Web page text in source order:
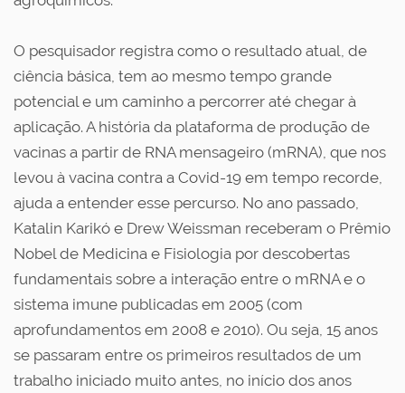
O pesquisador registra como o resultado atual, de
ciência básica, tem ao mesmo tempo grande
potencial e um caminho a percorrer até chegar à
aplicação. A história da plataforma de produção de
vacinas a partir de RNA mensageiro (mRNA), que nos
levou à vacina contra a Covid-19 em tempo recorde,
ajuda a entender esse percurso. No ano passado,
Katalin Karikó e Drew Weissman receberam o Prêmio
Nobel de Medicina e Fisiologia por descobertas
fundamentais sobre a interação entre o mRNA e o
sistema imune publicadas em 2005 (com
aprofundamentos em 2008 e 2010). Ou seja, 15 anos
se passaram entre os primeiros resultados de um
trabalho iniciado muito antes, no início dos anos